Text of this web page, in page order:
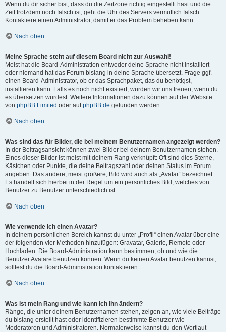
Wenn du dir sicher bist, dass du die Zeitzone richtig eingestellt hast und die
Zeit trotzdem noch falsch ist, geht die Uhr des Servers vermutlich falsch.
Kontaktiere einen Administrator, damit er das Problem beheben kann.
Nach oben
Meine Sprache steht auf diesem Board nicht zur Auswahl!
Meist hat die Board-Administration entweder deine Sprache nicht installiert
oder niemand hat das Forum bislang in deine Sprache übersetzt. Frage ggf.
einen Board-Administrator, ob er das Sprachpaket, das du benötigst,
installieren kann. Falls es noch nicht existiert, würden wir uns freuen, wenn du
es übersetzen würdest. Weitere Informationen dazu können auf der Website
von phpBB Limited oder aufphpBB.de gefunden werden.
Nach oben
Was sind das für Bilder, die bei meinem Benutzernamen angezeigt werden?
In der Beitragsansicht können zwei Bilder bei deinem Benutzernamen stehen.
Eines dieser Bilder ist meist mit deinem Rang verknüpft: Oft sind dies Sterne,
Kästchen oder Punkte, die deine Beitragszahl oder deinen Status im Forum
angeben. Das andere, meist größere, Bild wird auch als „Avatar“ bezeichnet.
Es handelt sich hierbei in der Regel um ein persönliches Bild, welches von
Benutzer zu Benutzer unterschiedlich ist.
Nach oben
Wie verwende ich einen Avatar?
In deinem persönlichen Bereich kannst du unter „Profil“ einen Avatar über eine
der folgenden vier Methoden hinzufügen: Gravatar, Galerie, Remote oder
Hochladen. Die Board-Administration kann bestimmen, ob und wie die
Benutzer Avatare benutzen können. Wenn du keinen Avatar benutzen kannst,
solltest du die Board-Administration kontaktieren.
Nach oben
Was ist mein Rang und wie kann ich ihn ändern?
Ränge, die unter deinem Benutzernamen stehen, zeigen an, wie viele Beiträge
du bislang erstellt hast oder identifizieren bestimmte Benutzer wie
Moderatoren und Administratoren. Normalerweise kannst du den Wortlaut